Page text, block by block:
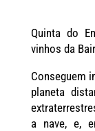
Quinta do
vinhos da
Conseguem
planeta
a nave, e,